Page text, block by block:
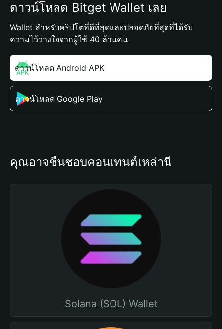
ดาวน์โหลด Bitget Wallet เลย
Wallet สำหรับคริปโตที่ดีที่สุดและปลอดภัยที่สุดที่ได้รับ
ความไว้วางใจจากผู้ใช้ 40 ล้านคน
ดาวน์โหลด Android APK
ดาวน์โหลด Google Play
คุณอาจชื่นชอบคอนเทนต์เหล่านี้
Solana (SOL) Wallet